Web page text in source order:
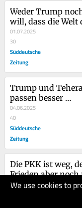
We use cookies to
Weder Trump
will, dass die Welt
Wahrheit kennt
01.07.2025
30
Süddeutsche
Zeitung
Trump und
passen besser
zusammen, als
meinen könnte
04.06.2025
40
Süddeutsche
Zeitung
Die PKK ist weg,
Frieden aber
richtig da
13.05.2025